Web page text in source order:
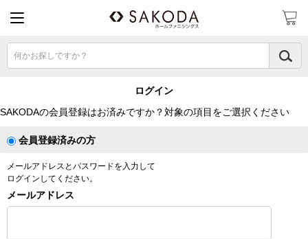
何かお探しですか？
ログイン
SAKODAの会員登録はお済みですか？対象の項目をご選択ください
会員登録済みの方
メールアドレスとパスワードを入力して
ログインしてください。
メールアドレス